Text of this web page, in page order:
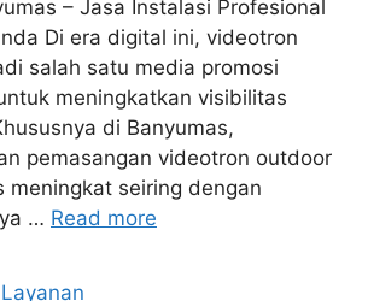
– Jasa Instalasi Profesional
Di era digital ini, videotron
salah satu media promosi
meningkatkan visibilitas
di Banyumas,
pemasangan videotron outdoor
meningkat seiring dengan
… Read more